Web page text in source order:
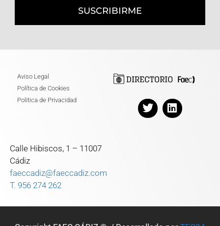
SUSCRIBIRME
Aviso Legal
Política de Cookies
Politica de Privacidad
Calle Hibiscos, 1 – 11007
Cádiz
faeccadiz@faeccadiz.com
T. 956 274 262